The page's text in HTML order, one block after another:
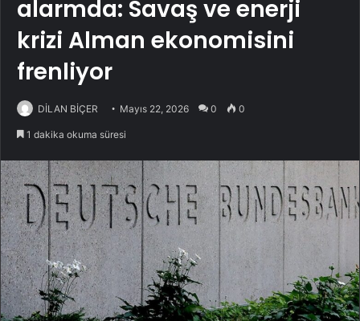
alarmda: Savaş ve enerji
krizi Alman ekonomisini
frenliyor
DİLAN BİÇER Mayıs 22, 2026 0 0
1 dakika okuma süresi